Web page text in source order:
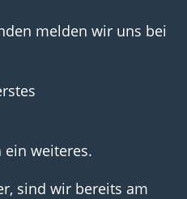
melden wir uns bei
weiteres.
sind wir bereits am